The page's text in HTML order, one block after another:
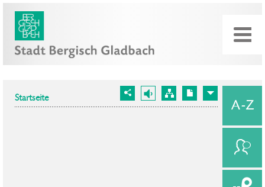
Startseite